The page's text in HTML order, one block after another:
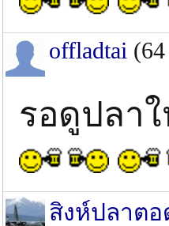
offladtai (64
รอดูปลา
สิงห์ปลาตอ